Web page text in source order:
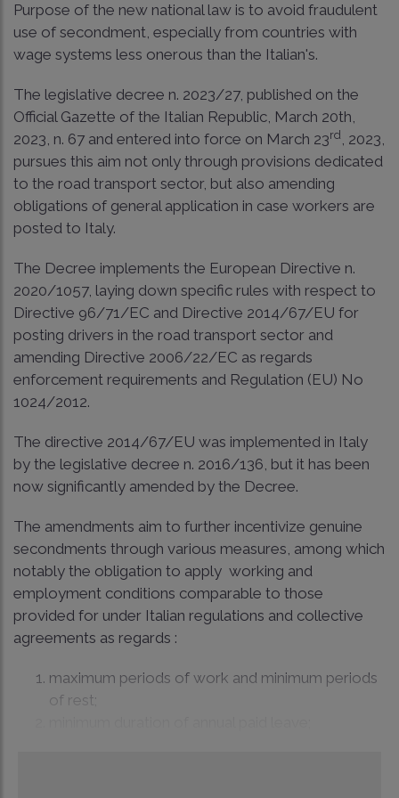
Purpose of the new national law is to avoid fraudulent
use of secondment, especially from countries with
wage systems less onerous than the Italian's.
The legislative decree n. 2023/27, published on the
Official Gazette of the Italian Republic, March 20th,
2023, n. 67 and entered into force on March 23rd , 2023,
pursues this aim not only through provisions dedicated
to the road transport sector, but also amending
obligations of general application in case workers are
posted to Italy.
The Decree implements the European Directive n.
2020/1057, laying down specific rules with respect to
Directive 96/71/EC and Directive 2014/67/EU for
posting drivers in the road transport sector and
amending Directive 2006/22/EC as regards
enforcement requirements and Regulation (EU) No
1024/2012.
The directive 2014/67/EU was implemented in Italy
by the legislative decree n. 2016/136, but it has been
now significantly amended by the Decree.
The amendments aim to further incentivize genuine
secondments through various measures, among which
notably the obligation to apply working and
employment conditions comparable to those
provided for under Italian regulations and collective
agreements as regards :
maximum periods of work and minimum periods
of rest;